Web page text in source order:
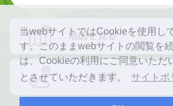
当webサイトではCookieを使用し
す。このままwebサイトの閲覧を
は、Cookieの利用にご同意いただ
とさせていただきます。
サイトポ
地図を見る
ルート検索